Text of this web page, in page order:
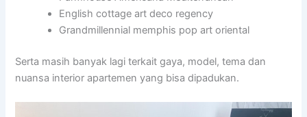
English cottage art deco regency
Grandmillennial memphis pop art oriental
Serta masih banyak lagi terkait gaya, model, tema dan
nuansa interior apartemen yang bisa dipadukan.